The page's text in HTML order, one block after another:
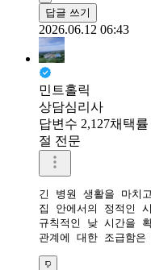
답글 쓰기
2026.06.12 06:43
민트홀릭
상담심리사
답변수 2,127채택률
절 전문
긴 병원 생활을 마치
집 안에서의 정적인
규칙적인 낮 시간을
관계에 대한 조급함